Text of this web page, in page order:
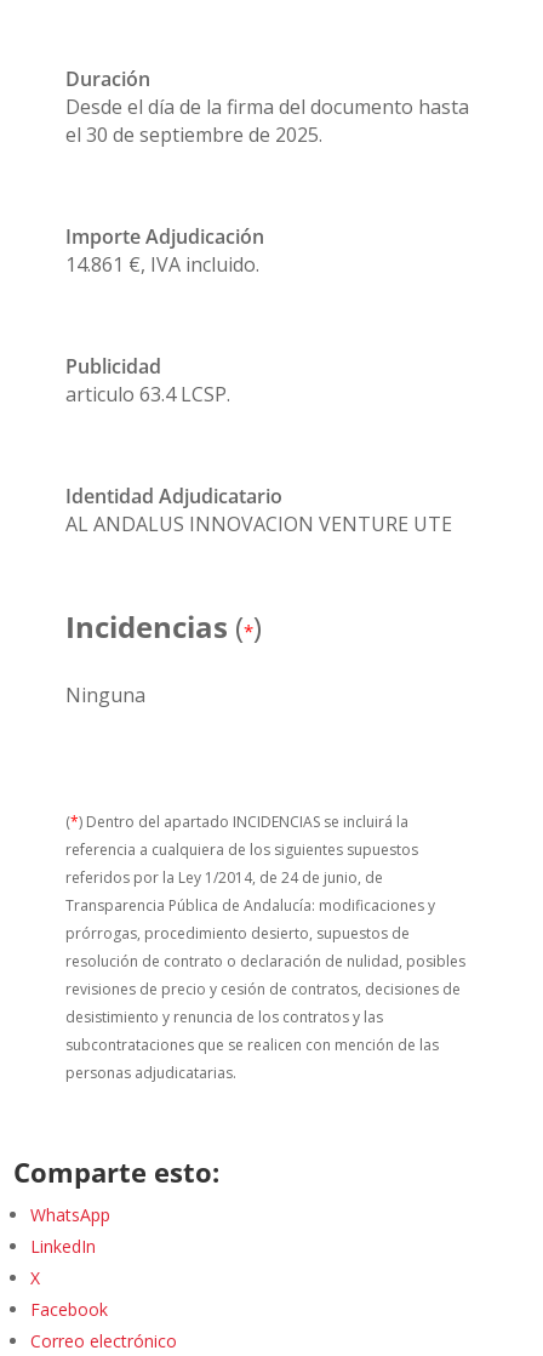
Duración
Desde el día de la firma del documento hasta
el 30 de septiembre de 2025.
Importe Adjudicación
14.861 €, IVA incluido.
Publicidad
articulo 63.4 LCSP.
Identidad Adjudicatario
AL ANDALUS INNOVACION VENTURE UTE
Incidencias (*)
Ninguna
(*) Dentro del apartado INCIDENCIAS se incluirá la
referencia a cualquiera de los siguientes supuestos
referidos por la Ley 1/2014, de 24 de junio, de
Transparencia Pública de Andalucía: modificaciones y
prórrogas, procedimiento desierto, supuestos de
resolución de contrato o declaración de nulidad, posibles
revisiones de precio y cesión de contratos, decisiones de
desistimiento y renuncia de los contratos y las
subcontrataciones que se realicen con mención de las
personas adjudicatarias.
Comparte esto:
WhatsApp
LinkedIn
X
Facebook
Correo electrónico